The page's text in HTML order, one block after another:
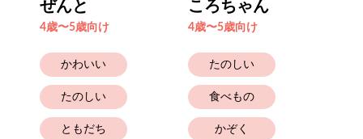
ぜんと
4歳〜5歳向け
かわいい
たのしい
ともだち
ころちゃん
4歳〜5歳向け
たのしい
食べもの
かぞく